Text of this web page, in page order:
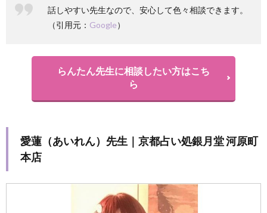
話しやすい先生なので、安心して色々相談できます。
（引用元： Google）
らんたん先生に相談したい方はこち
ら
愛蓮（あいれん）先生｜京都占い処銀月堂 河原町
本店